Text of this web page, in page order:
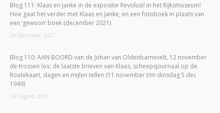
Blog 111: Klaas en Janke in de expositie Revolusi! in het Rijksmuseum!
Hoe gaat het verder met Klaas en Janke, en een fotoboek in plaats van
een ‘gewoon’ boek (december 2021)
29 December, 2021
Blog 110: AAN BOORD van de Johan van Oldenbarnevelt, 12 november
de trossen los; de laatste brieven van Klaas, scheepsjournaal op de
Routekaart, dagen en mijlen tellen (11 november t/m dinsdag 5 dec
1949)
24 August, 2021